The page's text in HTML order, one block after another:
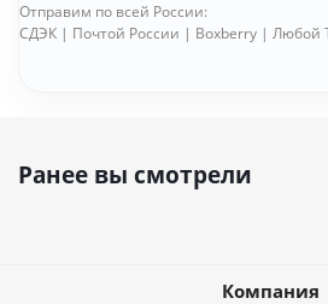
Отправим по всей России:
СДЭК | Почтой России | Boxberry | Любой
Ранее вы смотрели
Компания